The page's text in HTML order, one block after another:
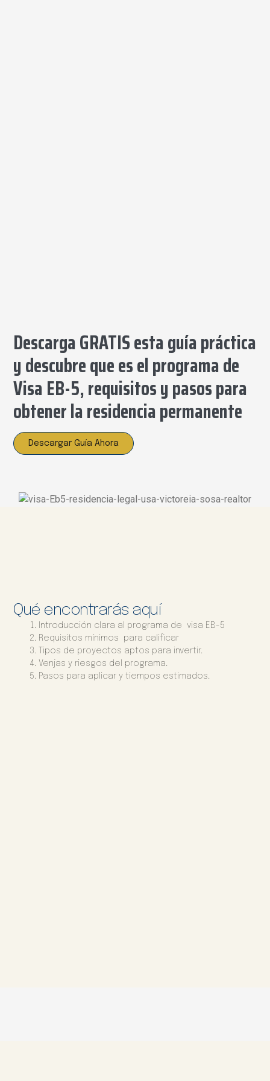
Descarga GRATIS esta guía práctica
y descubre que es el programa de
Visa EB-5, requisitos y pasos para
obtener la residencia permanente
Descargar Guía Ahora
Qué encontrarás aquí
Introducción clara al programa de visa EB-5
Requisitos mínimos para calificar
Tipos de proyectos aptos para invertir.
Venjas y riesgos del programa.
Pasos para aplicar y tiempos estimados.